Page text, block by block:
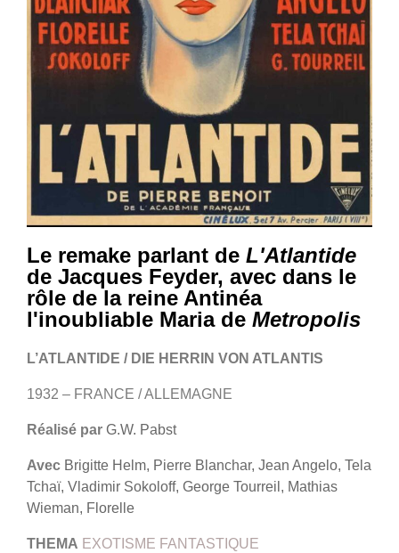
Le remake parlant de L'Atlantide
de Jacques Feyder, avec dans le
rôle de la reine Antinéa
l'inoubliable Maria de Metropolis
L’ATLANTIDE / DIE HERRIN VON ATLANTIS
1932 – FRANCE / ALLEMAGNE
Réalisé par G.W. Pabst
Avec Brigitte Helm, Pierre Blanchar, Jean Angelo, Tela
Tchaï, Vladimir Sokoloff, George Tourreil, Mathias
Wieman, Florelle
THEMA EXOTISME FANTASTIQUE